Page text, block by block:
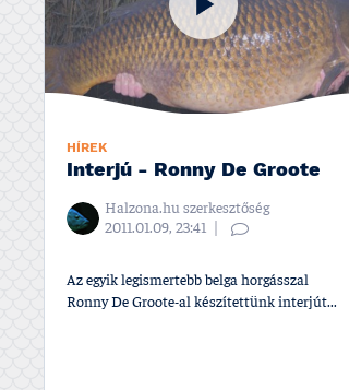
HÍREK
Interjú - Ronny De Groote
Halzona.hu szerkesztőség
2011.01.09, 23:41
Az egyik legismertebb belga horgásszal
Ronny De Groote-al készí­tettünk interjút...